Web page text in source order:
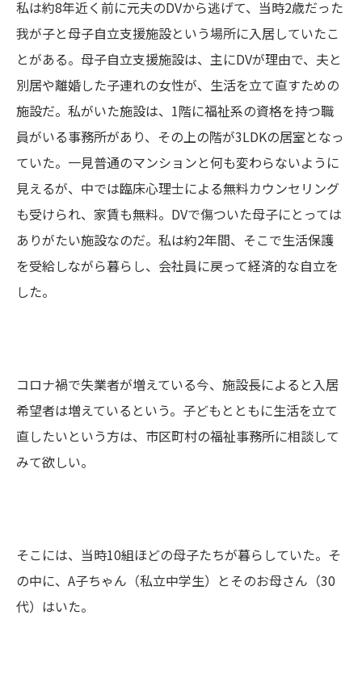
私は約8年近く前に元夫のDVから逃げて、当時2歳だった
我が子と母子自立支援施設という場所に入居していたこ
とがある。母子自立支援施設は、主にDVが理由で、夫と
別居や離婚した子連れの女性が、生活を立て直すための
施設だ。私がいた施設は、1階に福祉系の資格を持つ職
員がいる事務所があり、その上の階が3LDKの居室となっ
ていた。一見普通のマンションと何も変わらないように
見えるが、中では臨床心理士による無料カウンセリング
も受けられ、家賃も無料。DVで傷ついた母子にとっては
ありがたい施設なのだ。私は約2年間、そこで生活保護
を受給しながら暮らし、会社員に戻って経済的な自立を
した。
コロナ禍で失業者が増えている今、施設長によると入居
希望者は増えているという。子どもとともに生活を立て
直したいという方は、市区町村の福祉事務所に相談して
みて欲しい。
そこには、当時10組ほどの母子たちが暮らしていた。そ
の中に、A子ちゃん（私立中学生）とそのお母さん（30
代）はいた。